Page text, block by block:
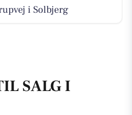
i Solbjerg
SALG I